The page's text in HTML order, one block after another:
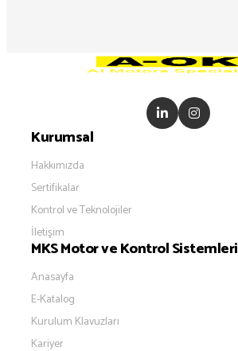
Kurumsal
Hakkımızda
Sertifikalar
Kontrol ve Teknolojiler
İletişim
MKS Motor ve Kontrol Sistemleri
Anasayfa
E-Katalog
Kurulum Klavuzları
Kariyer